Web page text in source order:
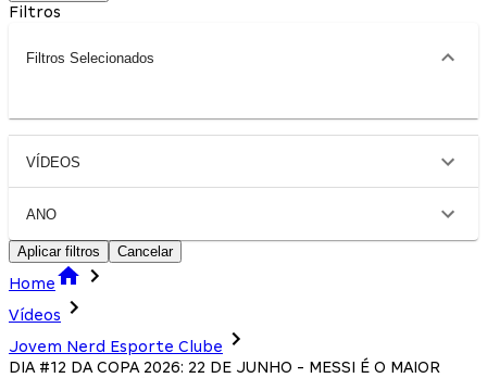
Filtros
Filtros Selecionados
VÍDEOS
ANO
Aplicar filtros Cancelar
Home
Vídeos
Jovem Nerd Esporte Clube
DIA #12 DA COPA 2026: 22 DE JUNHO - MESSI É O MAIOR